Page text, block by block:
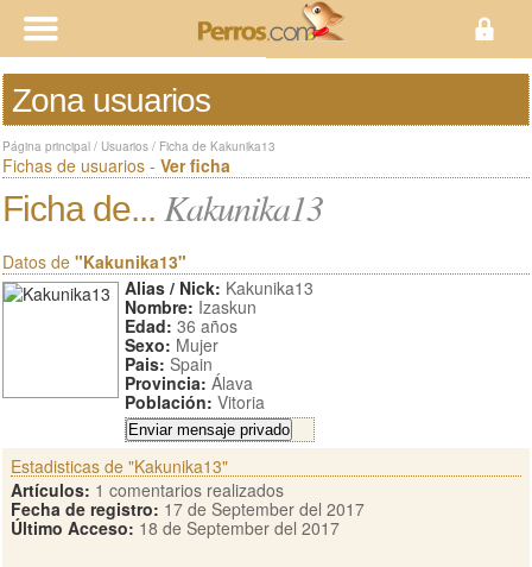
Zona usuarios
Página principal / Usuarios / Ficha de Kakunika13
Fichas de usuarios - Ver ficha
Ficha de... Kakunika13
Datos de "Kakunika13"
Alias / Nick: Kakunika13
Nombre: Izaskun
Edad: 36 años
Sexo: Mujer
Pais: Spain
Provincia: Álava
Población: Vitoria
Estadisticas de "Kakunika13"
Artículos: 1 comentarios realizados
Fecha de registro: 17 de September del 2017
Último Acceso: 18 de September del 2017